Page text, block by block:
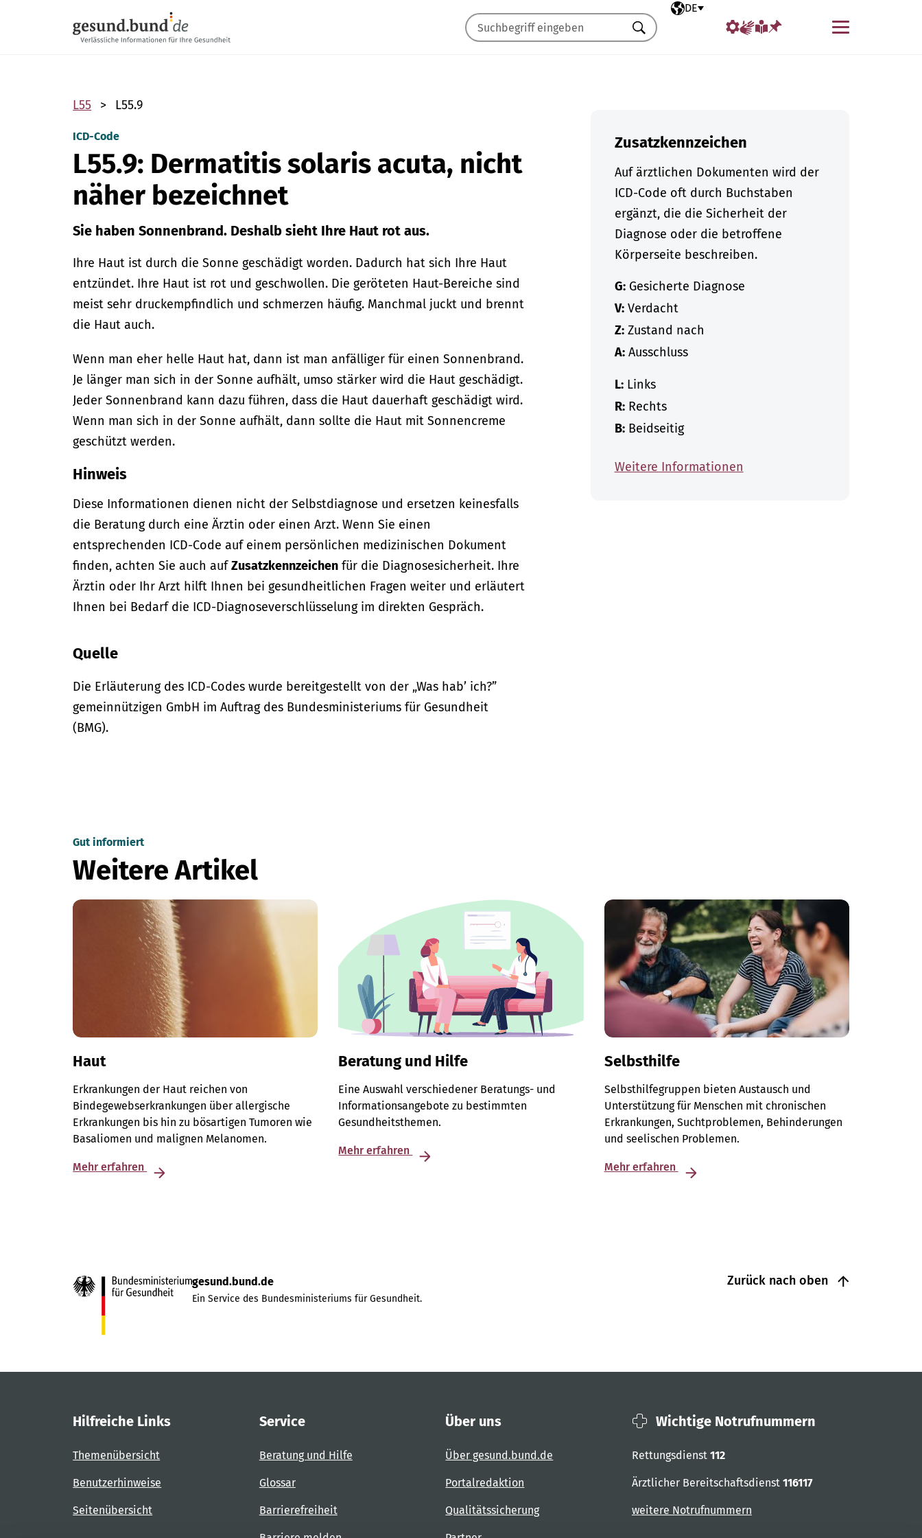
Ausgewählte Sprache
DE
Menü
Suchen
L55 L55.9
ICD-Code
L55.9: Dermatitis solaris acuta, nicht
näher bezeichnet
Sie haben Sonnenbrand. Deshalb sieht Ihre Haut rot aus.
Ihre Haut ist durch die Sonne geschädigt worden. Dadurch hat sich Ihre Haut
entzündet. Ihre Haut ist rot und geschwollen. Die geröteten Haut-Bereiche sind
meist sehr druckempfindlich und schmerzen häufig. Manchmal juckt und brennt
die Haut auch.
Wenn man eher helle Haut hat, dann ist man anfälliger für einen Sonnenbrand.
Je länger man sich in der Sonne aufhält, umso stärker wird die Haut geschädigt.
Jeder Sonnenbrand kann dazu führen, dass die Haut dauerhaft geschädigt wird.
Wenn man sich in der Sonne aufhält, dann sollte die Haut mit Sonnencreme
geschützt werden.
Hinweis
Diese Informationen dienen nicht der Selbstdiagnose und ersetzen keinesfalls
die Beratung durch eine Ärztin oder einen Arzt. Wenn Sie einen
entsprechenden ICD-Code auf einem persönlichen medizinischen Dokument
finden, achten Sie auch aufZusatzkennzeichen für die Diagnosesicherheit. Ihre
Ärztin oder Ihr Arzt hilft Ihnen bei gesundheitlichen Fragen weiter und erläutert
Ihnen bei Bedarf die ICD-Diagnoseverschlüsselung im direkten Gespräch.
Quelle
Die Erläuterung des ICD-Codes wurde bereitgestellt von der „Was hab’ ich?”
gemeinnützigen GmbH im Auftrag des Bundesministeriums für Gesundheit
(BMG).
Zusatzkennzeichen
Auf ärztlichen Dokumenten wird der
ICD-Code oft durch Buchstaben
ergänzt, die die Sicherheit der
Diagnose oder die betroffene
Körperseite beschreiben.
G:Gesicherte Diagnose
V:Verdacht
Z:Zustand nach
A:Ausschluss
L:Links
R:Rechts
B:Beidseitig
Weitere Informationen
Gut informiert
Weitere Artikel
Haut
Erkrankungen der Haut reichen von
Bindegewebserkrankungen über allergische
Erkrankungen bis hin zu bösartigen Tumoren wie
Basaliomen und malignen Melanomen.
Mehr erfahren
Beratung und Hilfe
Eine Auswahl verschiedener Beratungs- und
Informationsangebote zu bestimmten
Gesundheitsthemen.
Mehr erfahren
Selbsthilfe
Selbsthilfegruppen bieten Austausch und
Unterstützung für Menschen mit chronischen
Erkrankungen, Suchtproblemen, Behinderungen
und seelischen Problemen.
Mehr erfahren
Zurück nach oben
gesund.bund.de
Ein Service des Bundesministeriums für Gesundheit.
Hilfreiche Links
Themenübersicht
Benutzerhinweise
Seitenübersicht
Service
Beratung und Hilfe
Glossar
Barrierefreiheit
Über uns
Über gesund.bund.de
Portalredaktion
Qualitätssicherung
Wichtige Notrufnummern
Rettungsdienst 112
Ärztlicher Bereitschaftsdienst 116117
weitere Notrufnummern